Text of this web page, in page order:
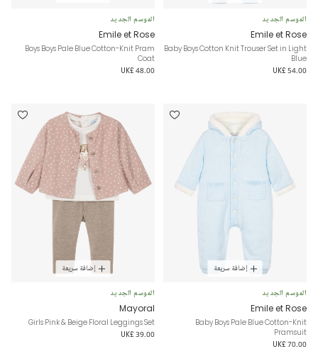
الموسم الجديد
Emile et Rose
Baby Boys Cotton Knit Trouser Set in Light
Blue
UK£ 54.00
الموسم الجديد
Emile et Rose
Boys Boys Pale Blue Cotton-Knit Pram
Coat
UK£ 48.00
إضافة سريعة
الموسم الجديد
Emile et Rose
Baby Boys Pale Blue Cotton-Knit
Pramsuit
UK£ 70.00
إضافة سريعة
الموسم الجديد
Mayoral
Girls Pink & Beige Floral Leggings Set
UK£ 39.00